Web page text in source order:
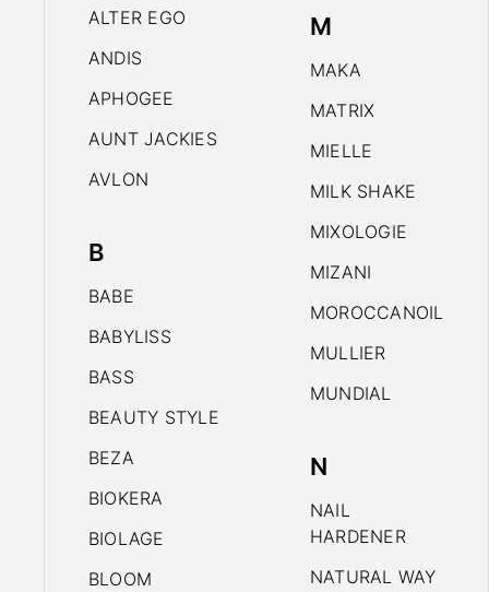
ALTER EGO
ANDIS
APHOGEE
AUNT JACKIES
AVLON
B
BABE
BABYLISS
BASS
BEAUTY STYLE
BEZA
BIOKERA
BIOLAGE
BLOOM
M
MAKA
MATRIX
MIELLE
MILK SHAKE
MIXOLOGIE
MIZANI
MOROCCANOIL
MULLIER
MUNDIAL
N
NAIL
HARDENER
NATURAL WAY